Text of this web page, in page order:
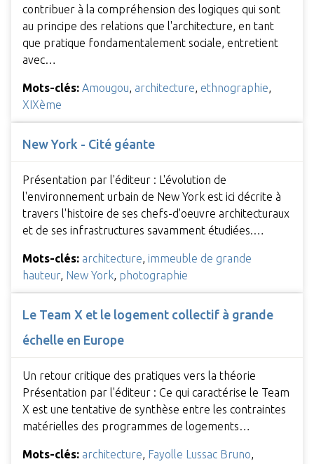
contribuer à la compréhension des logiques qui sont
au principe des relations que l'architecture, en tant
que pratique fondamentalement sociale, entretient
avec…
Mots-clés: Amougou, architecture, ethnographie,
XIXème
New York - Cité géante
Présentation par l'éditeur : L'évolution de
l'environnement urbain de New York est ici décrite à
travers l'histoire de ses chefs-d'oeuvre architecturaux
et de ses infrastructures savamment étudiées.…
Mots-clés: architecture, immeuble de grande
hauteur, New York, photographie
Le Team X et le logement collectif à grande
échelle en Europe
Un retour critique des pratiques vers la théorie
Présentation par l'éditeur : Ce qui caractérise le Team
X est une tentative de synthèse entre les contraintes
matérielles des programmes de logements…
Mots-clés: architecture, Fayolle Lussac Bruno,